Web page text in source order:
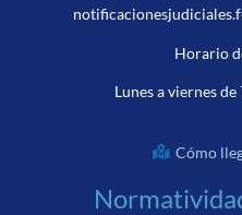
Horario
Lunes a viernes
Cómo